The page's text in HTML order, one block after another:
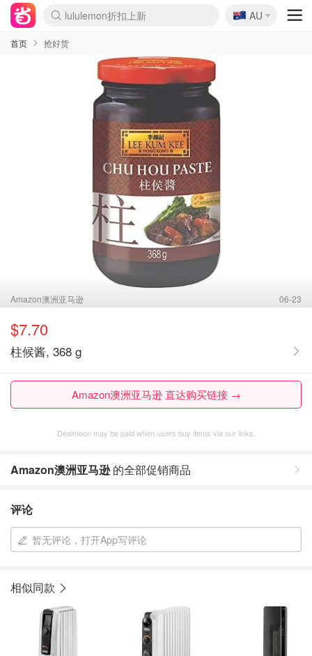
Sasa美妆护肤3.5折
SSENSE年中2.5折
FreshBeauty好价汇总
Cettire降价+叠9折
WWS Coles超市实拍
viagogo二手票捡漏
Myer超级周末
The Outnet奢牌1折起
David Jones 3折起
Flannels大牌1折
Perfumes Club护肤1折
AMIRO面罩$251
Amazon折扣汇总
eToro入金$200送$50
Amazon数码好物
ICONIC本周7.5折
ThedoubleF高奢地板价
Moose Knuckles 6折
丝芙兰5折起
EUFY摄像头$98
Selenichast首饰2折
Trip机票酒店促销
YSL送5件彩妆礼
Amazon家居好物
Amazon美妆护肤
雅漾大喷$8
过敏原检测盒$33
伊索独家赠50ml沐浴露
科颜氏高保湿面霜$29
SEALIFE海洋馆门票6折
丝塔芙大白罐$16
订阅Newsletter送香薰
Cult Beauty 6.8折
Harrods圣诞日历$525
LN-CC奢牌私促3折
d'Alba空姐喷雾$16
EVE LOM套装£56
Bernardelli独家4折
Adore Beauty 6折起
CT圣诞日历
Mytheresa奢品2.7折
Luxury Escapes 9折
Currentbody美容仪$881
MOON Garden Live
Roborock扫地机$649
Tingo Life水杯$24
Valentino官网5折
CR洗护套装$23
修丽可4件套$159
Myer彩妆2件7折
GANNI官网4.5折
Stylevana韩妆4折
Tessabit高奢8.5折
OGX洗发水$11
Amazon阿德莱德次日达
卡诗8.5折+赠礼
Philips Hue灯具8折
🇦🇺
AU
首页 抢好货
Amazon澳洲亚马逊 06-23
$7.70
柱候酱, 368 g
Amazon澳洲亚马逊 直达购买链接 →
Dealmoon may be paid when users buy items via our links.
Amazon澳洲亚马逊的全部促销商品
评论
暂无评论，打开App写评论
相似同款